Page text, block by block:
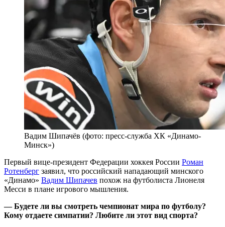
Вадим Шипачёв (фото: пресс-служба ХК «Динамо-
Минск»)
Первый вице‑президент Федерации хоккея России Роман
Ротенберг заявил, что российский нападающий минского
«Динамо» Вадим Шипачев похож на футболиста Лионеля
Месси в плане игрового мышления.
— Будете ли вы смотреть чемпионат мира по футболу?
Кому отдаете симпатии? Любите ли этот вид спорта?